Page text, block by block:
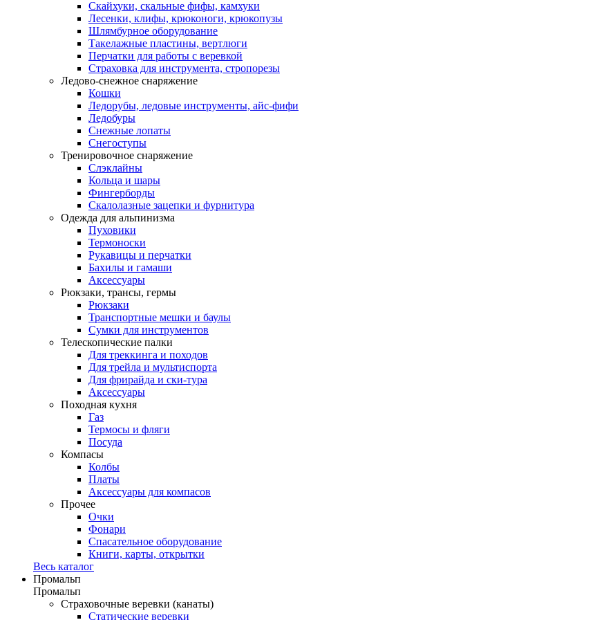
Скайхуки, скальные фифы, камхуки
Лесенки, клифы, крюконоги, крюкопузы
Шлямбурное оборудование
Такелажные пластины, вертлюги
Перчатки для работы с веревкой
Страховка для инструмента, стропорезы
Ледово-снежное снаряжение
Кошки
Ледорубы, ледовые инструменты, айс-фифи
Ледобуры
Снежные лопаты
Снегоступы
Тренировочное снаряжение
Слэклайны
Кольца и шары
Фингерборды
Скалолазные зацепки и фурнитура
Одежда для альпинизма
Пуховики
Термоноски
Рукавицы и перчатки
Бахилы и гамаши
Аксессуары
Рюкзаки, трансы, гермы
Рюкзаки
Транспортные мешки и баулы
Сумки для инструментов
Телескопические палки
Для треккинга и походов
Для трейла и мультиспорта
Для фрирайда и ски-тура
Аксессуары
Походная кухня
Газ
Термосы и фляги
Посуда
Компасы
Колбы
Платы
Аксессуары для компасов
Прочее
Очки
Фонари
Спасательное оборудование
Книги, карты, открытки
Весь каталог
Промальп
Промальп
Страховочные веревки (канаты)
Статические веревки